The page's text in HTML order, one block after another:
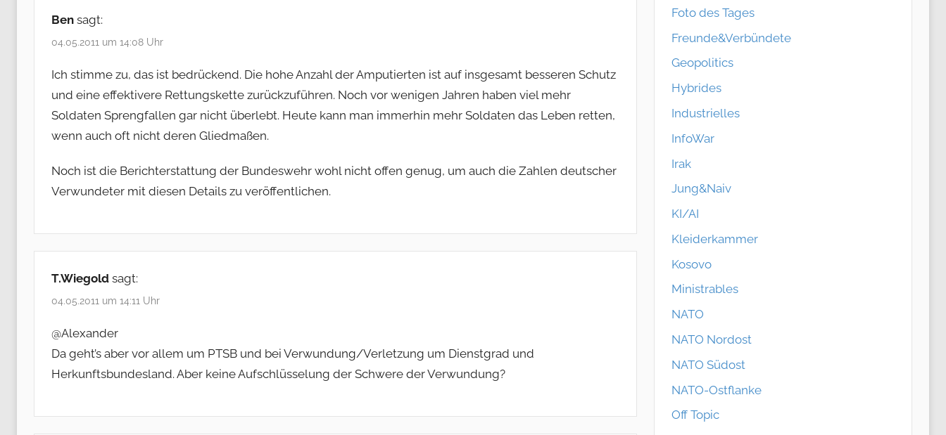
Ben sagt:
04.05.2011 um 14:08 Uhr
Ich stimme zu, das ist bedrückend. Die hohe Anzahl der Amputierten ist auf insgesamt besseren Schutz
und eine effektivere Rettungskette zurückzuführen. Noch vor wenigen Jahren haben viel mehr
Soldaten Sprengfallen gar nicht überlebt. Heute kann man immerhin mehr Soldaten das Leben retten,
wenn auch oft nicht deren Gliedmaßen.
Noch ist die Berichterstattung der Bundeswehr wohl nicht offen genug, um auch die Zahlen deutscher
Verwundeter mit diesen Details zu veröffentlichen.
T.Wiegold sagt:
04.05.2011 um 14:11 Uhr
@Alexander
Da geht’s aber vor allem um PTSB und bei Verwundung/Verletzung um Dienstgrad und
Herkunftsbundesland. Aber keine Aufschlüsselung der Schwere der Verwundung?
Foto des Tages
Freunde&Verbündete
Geopolitics
Hybrides
Industrielles
InfoWar
Irak
Jung&Naiv
KI/AI
Kleiderkammer
Kosovo
Ministrables
NATO
NATO Nordost
NATO Südost
NATO-Ostflanke
Off Topic